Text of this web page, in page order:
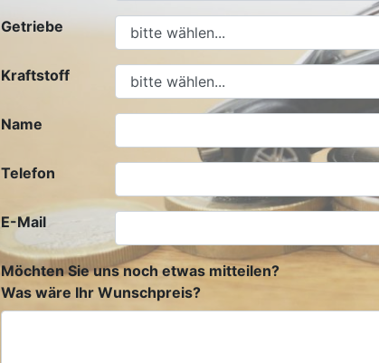
Getriebe
Kraftstoff
Name
Telefon
E-Mail
Möchten Sie uns noch etwas mitteilen?
Was wäre Ihr Wunschpreis?